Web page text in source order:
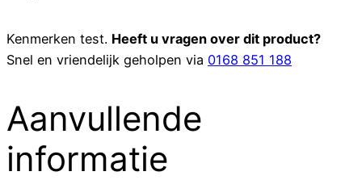
Kenmerken test. Heeft u vragen over dit product?
Snel en vriendelijk geholpen via 0168 851 188
Aanvullende
informatie